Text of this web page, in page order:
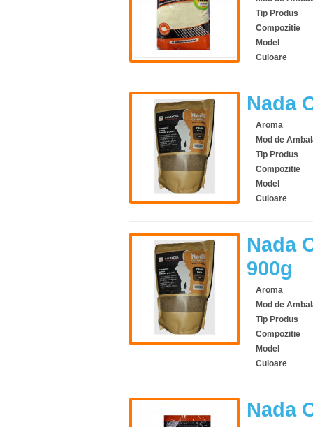
Tip Produs
Compozitie
Model
Culoare
Nada
Aroma
Mod de
Tip Produs
Compozitie
Model
Culoare
Nada
900g
Aroma
Mod de
Tip Produs
Compozitie
Model
Culoare
Nada